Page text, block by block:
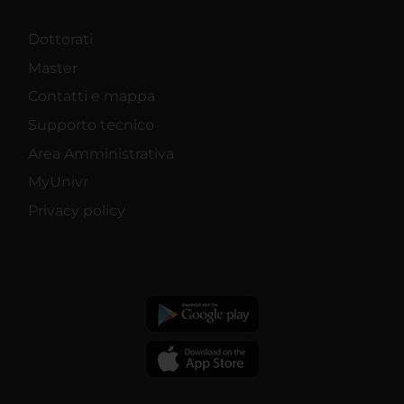
Dottorati
Master
Contatti e mappa
Supporto tecnico
Area Amministrativa
MyUnivr
Privacy policy